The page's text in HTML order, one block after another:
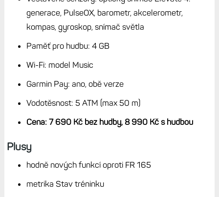
někoho, kdo začíná běhat a provozovat další aktivity jako
cvičení, lezení, turistiku apod. Jsou svou velikostí určené
dceři, která má FR 165 a která těch pár novinek, hlavně
Stav tréninku ocení, stejně jako některé zimní aktivity.
Stručné parametry Forerunner 170
Rozměry: 42,6 × 42,6 × 11,9 mm
Hmotnost: 41 g
Displej: 1,2" dotykový AMOLED, rozlišení 390 bodů,